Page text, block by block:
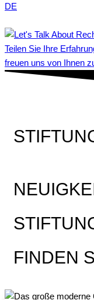
DE
Teilen Sie Ihre
freuen uns von Ihnen
FINDEN